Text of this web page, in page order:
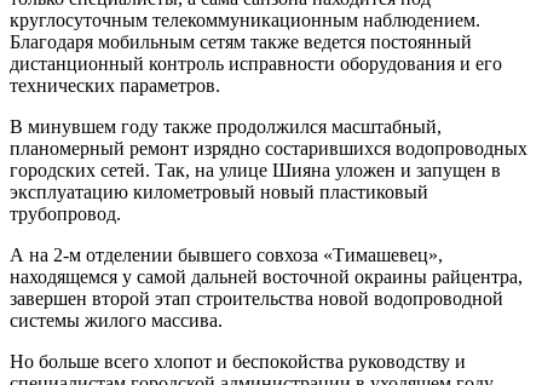
круглосуточным телекоммуникационным наблюдением.
Благодаря мобильным сетям также ведется постоянный
дистанционный контроль исправности оборудования и его
технических параметров.
В минувшем году также продолжился масштабный,
планомерный ремонт изрядно состарившихся водопроводных
городских сетей. Так, на улице Шияна уложен и запущен в
эксплуатацию километровый новый пластиковый
трубопровод.
А на 2-м отделении бывшего совхоза «Тимашевец»,
находящемся у самой дальней восточной окраины райцентра,
завершен второй этап строительства новой водопроводной
системы жилого массива.
Но больше всего хлопот и беспокойства руководству и